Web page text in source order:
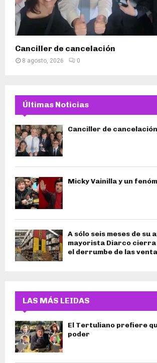
Canciller de cancelación
8 agosto, 2026 0
Últimas Noticias
Canciller de cancelación
Micky Vainilla y un
A sólo seis meses de su
mayorista Diarco
el derrumbe de las
LAS MÁS LEIDAS
El Tertuliano prefiere
poder